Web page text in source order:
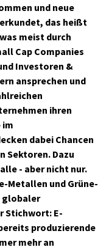
und neue
das heißt
meist durch
Cap Companies
Investoren &
ansprechen und
ihren
im
dabei Chancen
Sektoren. Dazu
- aber nicht nur.
Metallen und Grüne-
globaler
Stichwort: E-
produzierende
mehr an